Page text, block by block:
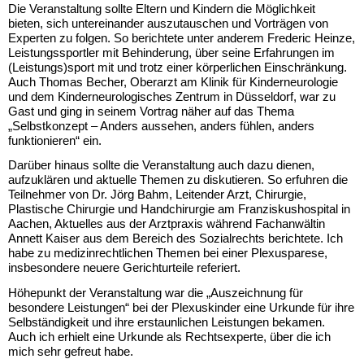
Die Veranstaltung sollte Eltern und Kindern die Möglichkeit
bieten, sich untereinander auszutauschen und Vorträgen von
Experten zu folgen. So berichtete unter anderem Frederic Heinze,
Leistungssportler mit Behinderung, über seine Erfahrungen im
(Leistungs)sport mit und trotz einer körperlichen Einschränkung.
Auch Thomas Becher, Oberarzt am Klinik für Kinderneurologie
und dem Kinderneurologisches Zentrum in Düsseldorf, war zu
Gast und ging in seinem Vortrag näher auf das Thema
„Selbstkonzept – Anders aussehen, anders fühlen, anders
funktionieren“ ein.
Darüber hinaus sollte die Veranstaltung auch dazu dienen,
aufzuklären und aktuelle Themen zu diskutieren. So erfuhren die
Teilnehmer von Dr. Jörg Bahm, Leitender Arzt, Chirurgie,
Plastische Chirurgie und Handchirurgie am Franziskushospital in
Aachen, Aktuelles aus der Arztpraxis während Fachanwältin
Annett Kaiser aus dem Bereich des Sozialrechts berichtete. Ich
habe zu medizinrechtlichen Themen bei einer Plexusparese,
insbesondere neuere Gerichturteile referiert.
Höhepunkt der Veranstaltung war die „Auszeichnung für
besondere Leistungen“ bei der Plexuskinder eine Urkunde für ihre
Selbständigkeit und ihre erstaunlichen Leistungen bekamen.
Auch ich erhielt eine Urkunde als Rechtsexperte, über die ich
mich sehr gefreut habe.